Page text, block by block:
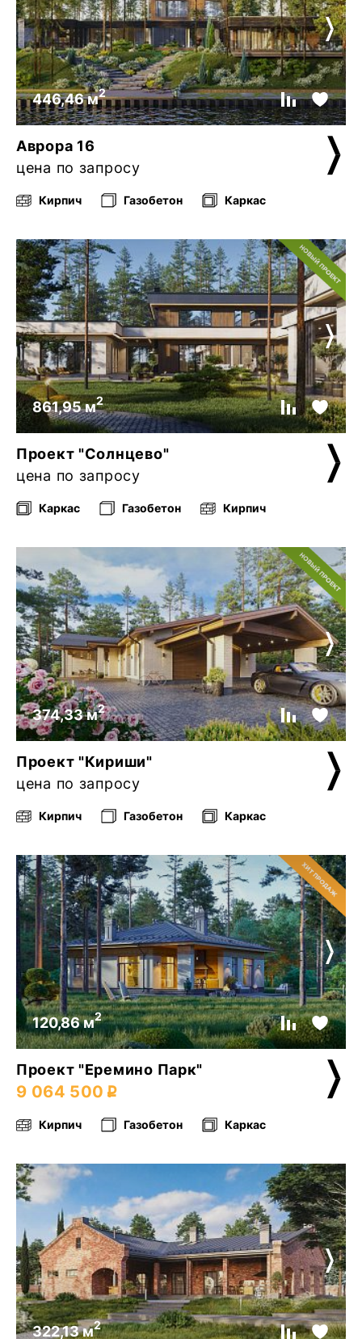
446,46 м2
Аврора 16
цена по запросу
Кирпич Газобетон Каркас
861,95 м2
Проект "Солнцево"
цена по запросу
Каркас Газобетон Кирпич
374,33 м2
Проект "Кириши"
цена по запросу
Кирпич Газобетон Каркас
120,86 м2
Проект "Еремино Парк"
9 064 500
Кирпич Газобетон Каркас
322,13 м2